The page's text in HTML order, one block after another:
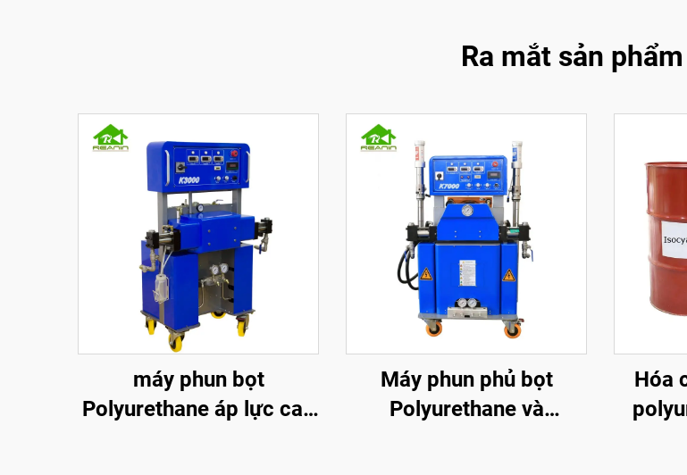
Ra mắt sản
máy phun bọt
Polyurethane áp lực cao
Máy phun phủ bọt
Polyurethane và
Hóa